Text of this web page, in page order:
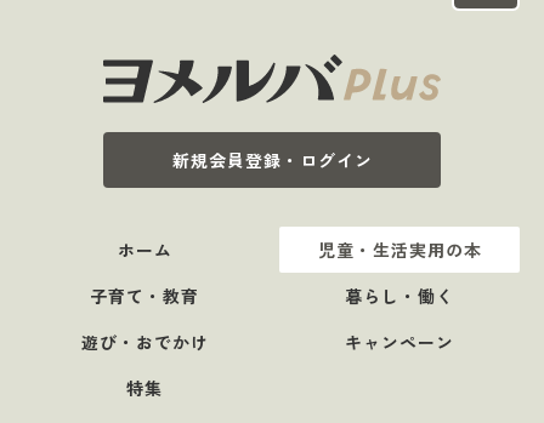
新規会員登録・ログイン
ホーム
児童・生活実用の本
子育て・教育
暮らし・働く
遊び・おでかけ
キャンペーン
特集